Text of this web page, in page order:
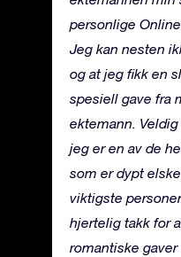
personlige
Jeg kan nesten
og at jeg fikk en
spesiell gave fra
ektemann.
jeg er en av de
som er dypt
viktigste
hjertelig takk for
romantiske